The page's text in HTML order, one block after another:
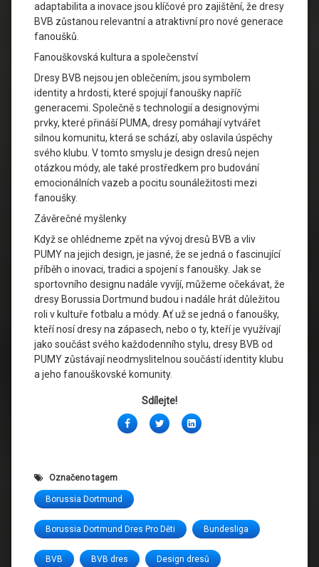
adaptabilita a inovace jsou klíčové pro zajištění, že dresy
BVB zůstanou relevantní a atraktivní pro nové generace
fanoušků.
Fanouškovská kultura a společenství
Dresy BVB nejsou jen oblečením; jsou symbolem
identity a hrdosti, které spojují fanoušky napříč
generacemi. Společně s technologií a designovými
prvky, které přináší PUMA, dresy pomáhají vytvářet
silnou komunitu, která se schází, aby oslavila úspěchy
svého klubu. V tomto smyslu je design dresů nejen
otázkou módy, ale také prostředkem pro budování
emocionálních vazeb a pocitu sounáležitosti mezi
fanoušky.
Závěrečné myšlenky
Když se ohlédneme zpět na vývoj dresů BVB a vliv
PUMY na jejich design, je jasné, že se jedná o fascinující
příběh o inovaci, tradici a spojení s fanoušky. Jak se
sportovního designu nadále vyvíjí, můžeme očekávat, že
dresy Borussia Dortmund budou i nadále hrát důležitou
roli v kultuře fotbalu a módy. Ať už se jedná o fanoušky,
kteří nosí dresy na zápasech, nebo o ty, kteří je využívají
jako součást svého každodenního stylu, dresy BVB od
PUMY zůstávají neodmyslitelnou součástí identity klubu
a jeho fanouškovské komunity.
Sdílejte!
FacebookTwitterLinkedIn
Označeno tagem
Borussia Dortmund
Borussia Dortmund Dres Pro Děti Bundesliga
BVB BVB dres Design dresů